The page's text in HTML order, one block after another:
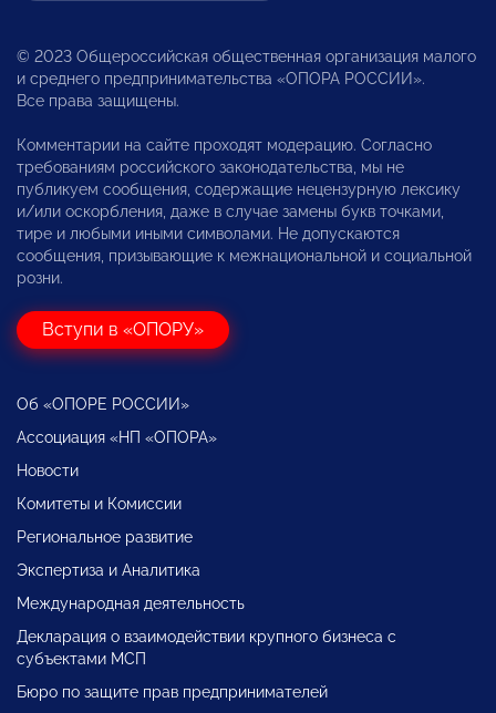
© 2023 Общероссийская общественная организация малого
и среднего предпринимательства «ОПОРА РОССИИ».
Все права защищены.
Комментарии на сайте проходят модерацию. Согласно
требованиям российского законодательства, мы не
публикуем сообщения, содержащие нецензурную лексику
и/или оскорбления, даже в случае замены букв точками,
тире и любыми иными символами. Не допускаются
сообщения, призывающие к межнациональной и социальной
розни.
Вступи в «ОПОРУ»
Об «ОПОРЕ РОССИИ»
Ассоциация «НП «ОПОРА»
Новости
Комитеты и Комиссии
Региональное развитие
Экспертиза и Аналитика
Международная деятельность
Декларация о взаимодействии крупного бизнеса с
субъектами МСП
Бюро по защите прав предпринимателей